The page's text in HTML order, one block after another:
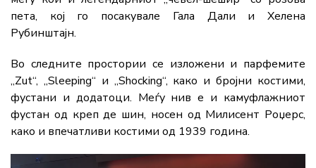
пета, кој го посакувале Гала Дали иХелена
Рубинштајн.
Во следните простории се изложени и парфемите
„Zut“, „Sleeping“ и „Shocking“, како и бројни костими,
фустани и додатоци. Меѓу нив е и камуфлажниот
фустан од креп де шин, носен од Милисент Роџерс,
како и впечатливи костими од 1939 година.